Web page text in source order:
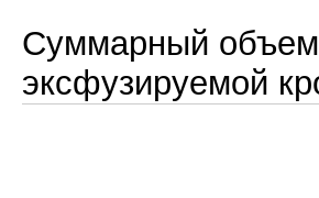
Суммарный объем
эксфузируемой